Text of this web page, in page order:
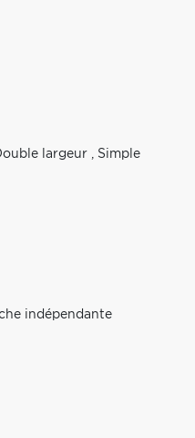
largeur , Simple
indépendante